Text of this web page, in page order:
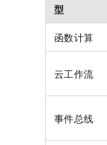
型
函数计算
云工作流
事件总线